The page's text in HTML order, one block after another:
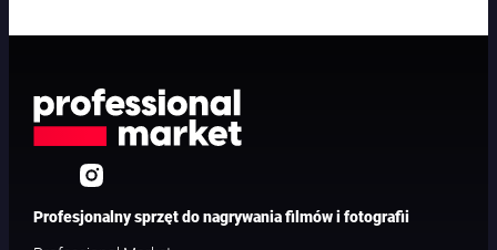
Profesjonalny sprzęt do nagrywania filmów i fotografii